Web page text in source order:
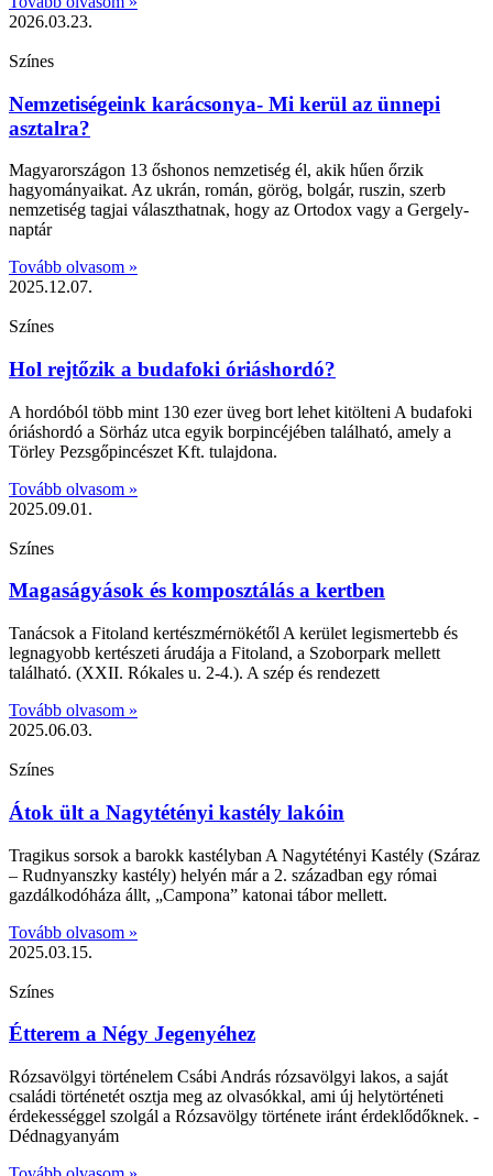
2026.03.23.
Színes
Nemzetiségeink karácsonya- Mi kerül az ünnepi
asztalra?
Magyarországon 13 őshonos nemzetiség él, akik hűen őrzik
hagyományaikat. Az ukrán, román, görög, bolgár, ruszin, szerb
nemzetiség tagjai választhatnak, hogy az Ortodox vagy a Gergely-
naptár
Tovább olvasom »
2025.12.07.
Színes
Hol rejtőzik a budafoki óriáshordó?
A hordóból több mint 130 ezer üveg bort lehet kitölteni A budafoki
óriáshordó a Sörház utca egyik borpincéjében található, amely a
Törley Pezsgőpincészet Kft. tulajdona.
Tovább olvasom »
2025.09.01.
Színes
Magaságyások és komposztálás a kertben
Tanácsok a Fitoland kertészmérnökétől A kerület legismertebb és
legnagyobb kertészeti árudája a Fitoland, a Szoborpark mellett
található. (XXII. Rókales u. 2-4.). A szép és rendezett
Tovább olvasom »
2025.06.03.
Színes
Átok ült a Nagytétényi kastély lakóin
Tragikus sorsok a barokk kastélyban A Nagytétényi Kastély (Száraz
– Rudnyanszky kastély) helyén már a 2. században egy római
gazdálkodóháza állt, „Campona” katonai tábor mellett.
Tovább olvasom »
2025.03.15.
Színes
Étterem a Négy Jegenyéhez
Rózsavölgyi történelem Csábi András rózsavölgyi lakos, a saját
családi történetét osztja meg az olvasókkal, ami új helytörténeti
érdekességgel szolgál a Rózsavölgy története iránt érdeklődőknek. -
Dédnagyanyám